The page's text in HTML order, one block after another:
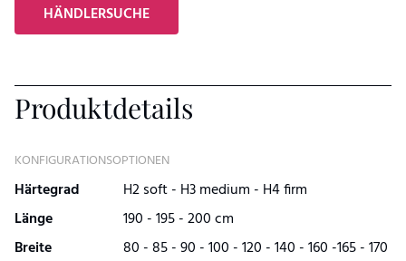
HÄNDLERSUCHE
Produktdetails
KONFIGURATIONSOPTIONEN
Härtegrad
H2 soft - H3 medium - H4 firm
Länge
190 - 195 - 200 cm
Breite
80 - 85 - 90 - 100 - 120 - 140 - 160 -165 - 170